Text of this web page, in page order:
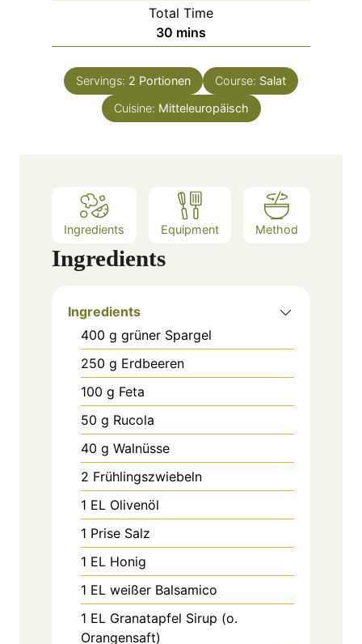
t
e
s
n
u
e
Total Time
30 m
i
n
u
t
mins
Servings: 2 Portionen Course: Salat
Cuisine: Mitteleuropäisch
Ingredients Equipment Method
Ingredients
Ingredients
400 g grüner Spargel
250 g Erdbeeren
100 g Feta
50 g Rucola
40 g Walnüsse
2 Frühlingszwiebeln
1 EL Olivenöl
1 Prise Salz
1 EL Honig
1 EL weißer Balsamico
1 EL Granatapfel Sirup (o.
Orangensaft)